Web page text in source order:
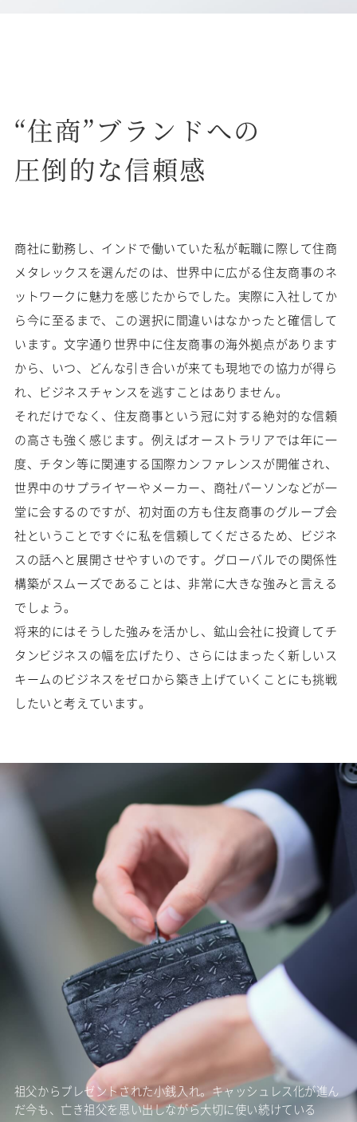
“住商”ブランドへの
圧倒的な信頼感
商社に勤務し、インドで働いていた私が転職に際して住商
メタレックスを選んだのは、世界中に広がる住友商事のネ
ットワークに魅力を感じたからでした。実際に入社してか
ら今に至るまで、この選択に間違いはなかったと確信して
います。文字通り世界中に住友商事の海外拠点があります
から、いつ、どんな引き合いが来ても現地での協力が得ら
れ、ビジネスチャンスを逃すことはありません。
それだけでなく、住友商事という冠に対する絶対的な信頼
の高さも強く感じます。例えばオーストラリアでは年に一
度、チタン等に関連する国際カンファレンスが開催され、
世界中のサプライヤーやメーカー、商社パーソンなどが一
堂に会するのですが、初対面の方も住友商事のグループ会
社ということですぐに私を信頼してくださるため、ビジネ
スの話へと展開させやすいのです。グローバルでの関係性
構築がスムーズであることは、非常に大きな強みと言える
でしょう。
将来的にはそうした強みを活かし、鉱山会社に投資してチ
タンビジネスの幅を広げたり、さらにはまったく新しいス
キームのビジネスをゼロから築き上げていくことにも挑戦
したいと考えています。
祖父からプレゼントされた小銭入れ。キャッシュレス化が進ん
だ今も、亡き祖父を思い出しながら大切に使い続けている